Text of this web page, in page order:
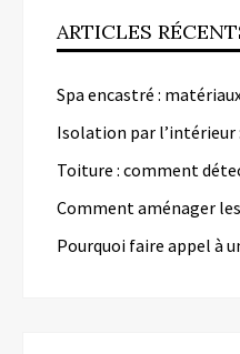
ARTICLES
Spa encastré :
Isolation par l’intérieur
Toiture : comment
Comment aménager
Pourquoi faire appel à